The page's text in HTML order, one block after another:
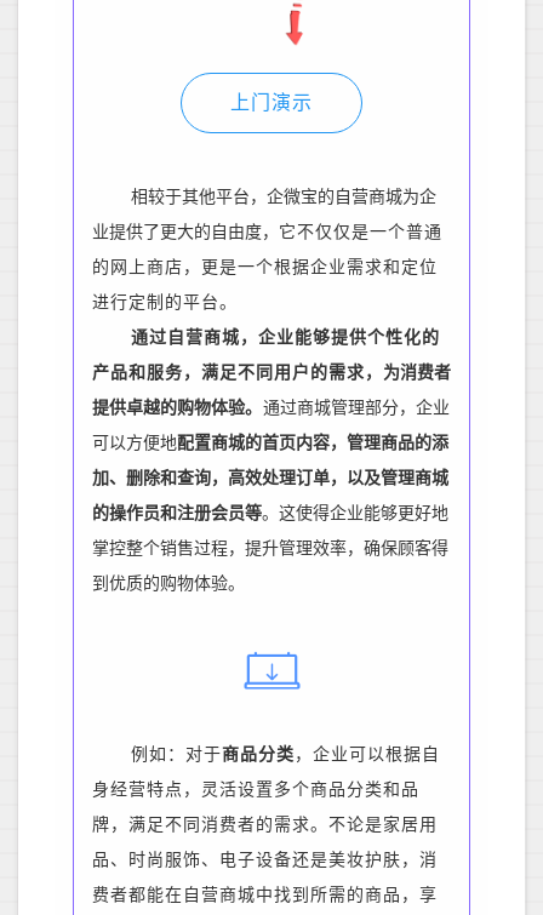
上门演示
相较于其他平台，企微宝的自营商城为企
业提供了更大的自由度， 它不仅仅是一个普通
的网上商店，更是一个根据企业需求和定位
进行定制的平台。
通过自营商城，企业能够提供个性化的
产品和服务，满足不同用户的需求， 为消费者
提供卓越的购物体验。 通过商城管理部分，企业
可以方便地配置商城的首页内容，管理商品的添
加、删除和查询，高效处理订单，以及管理商城
的操作员和注册会员等。这使得企业能够更好地
掌控整个销售过程，提升管理效率，确保顾客得
到优质的购物体验。
例如：对于商品分类 ，企业可以根据自
身经营特点，灵活设置多个商品分类和品
牌，满足不同消费者的需求。不论是家居用
品、时尚服饰、电子设备还是美妆护肤，消
费者都能在自营商城中找到所需的商品，享